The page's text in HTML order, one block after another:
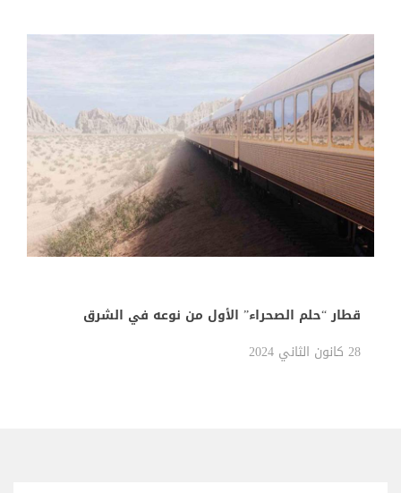
قطار “حلم الصحراء” الأول من نوعه في الشرق
الأوسط
28 كانون الثاني 2024